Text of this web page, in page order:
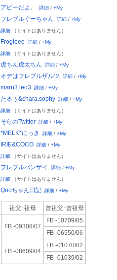
アビーだよ。 詳細 / +My
フレブルぐーちゃん 詳細 / +My
詳細 （サイトはありません）
Frogieee 詳細 / +My
詳細 （サイトはありません）
虎ちん虎太ちん 詳細 / +My
オデはフレブルザルツ 詳細 / +My
maru3.leo3 詳細 / +My
たるぅ&chara.sophy 詳細 / +My
詳細 （サイトはありません）
そらのTwitter 詳細 / +My
*MELK*にっき 詳細 / +My
IRIE&COCO 詳細 / +My
詳細 （サイトはありません）
フレブルバンザイ 詳細 / +My
詳細 （サイトはありません）
Qooちゃん日記 詳細 / +My
祖父･祖母 曾祖父･ 曾祖母
FB -09308/07
FB -10709/05
FB -06550/06
FB -08609/04
FB -01070/02
FB -01039/02